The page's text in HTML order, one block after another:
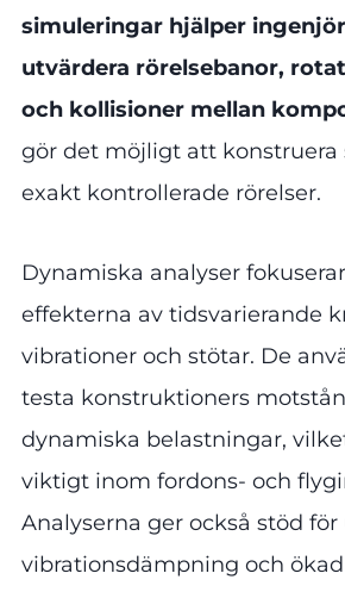
simuleringar hjälper
utvärdera rörelsebanor,
och kollisioner mellan
gör det möjligt att konstruera
exakt kontrollerade rörelser.
Dynamiska analyser
effekterna av tidsvarierande
vibrationer och stötar. De
testa konstruktioners
dynamiska belastningar,
viktigt inom fordons- och
Analyserna ger också stöd
vibrationsdämpning och